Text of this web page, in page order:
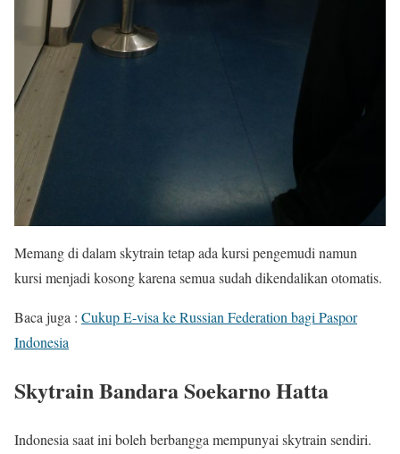
Memang di dalam skytrain tetap ada kursi pengemudi namun
kursi menjadi kosong karena semua sudah dikendalikan otomatis.
Baca juga : Cukup E-visa ke Russian Federation bagi Paspor
Indonesia
Skytrain Bandara Soekarno Hatta
Indonesia saat ini boleh berbangga mempunyai skytrain sendiri.